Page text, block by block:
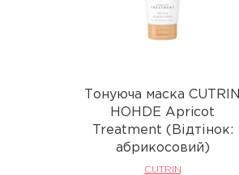
Тонуюча маска CUTRIN
HOHDE Apricot
Treatment (Відтінок:
абрикосовий)
CUTRIN